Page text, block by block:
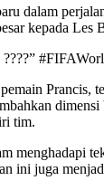
dalam
kepada
????”
Prancis,
tim.
menghadapi
ini juga